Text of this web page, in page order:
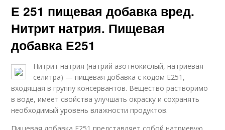
Е 251 пищевая добавка вред.
Нитрит натрия. Пищевая
добавка Е251
Нитрит натрия (натрий азотнокислый, натриевая
селитра) — пищевая добавка с кодом E251,
входящая в группу консервантов. Вещество растворимо
в воде, имеет свойства улучшать окраску и сохранять
необходимый уровень влажности продуктов.